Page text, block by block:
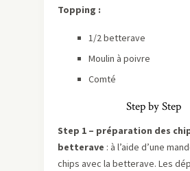
Topping :
1/2 betterave
Moulin à poivre
Comté
Step by Step
Step 1 – préparation des
betterave : à l’aide d’une
chips avec la betterave. Les